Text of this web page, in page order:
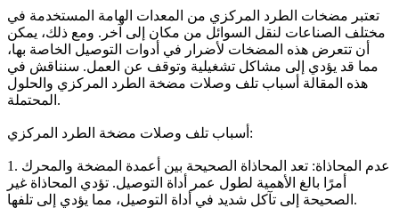
تعتبر مضخات الطرد المركزي من المعدات الهامة المستخدمة في
مختلف الصناعات لنقل السوائل من مكان إلى آخر. ومع ذلك، يمكن
أن تتعرض هذه المضخات لأضرار في أدوات التوصيل الخاصة بها،
مما قد يؤدي إلى مشاكل تشغيلية وتوقف عن العمل. سنناقش في
هذه المقالة أسباب تلف وصلات مضخة الطرد المركزي والحلول
المحتملة.
أسباب تلف وصلات مضخة الطرد المركزي:
1. عدم المحاذاة: تعد المحاذاة الصحيحة بين أعمدة المضخة والمحرك
أمرًا بالغ الأهمية لطول عمر أداة التوصيل. تؤدي المحاذاة غير
الصحيحة إلى تآكل شديد في أداة التوصيل، مما يؤدي إلى تلفها.